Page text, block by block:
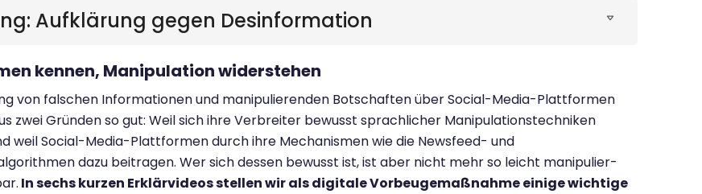
Aufklärung gegen Desinformation
kennen, Manipulation widerstehen
von falschen Informationen und manipulierenden Botschaften über Social-Media-Plattformen
zwei Gründen so gut: Weil sich ihre Verbreiter bewusst sprachlicher Manipulationstechniken
weil Social-Media-Plattformen durch ihre Mechanismen wie die Newsfeed- und
dazu beitragen. Wer sich dessen bewusst ist, ist aber nicht mehr so leicht manipulier-
In sechs kurzen Erklärvideos stellen wir als digitale Vorbeugemaßnahme einige wichtige